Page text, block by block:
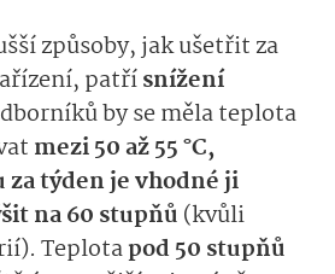
způsoby, jak ušetřit za
patřísnížení
by se měla teplota
mezi 50 až 55 °C,
týden je vhodné ji
na 60 stupňů (kvůli
Teplotapod 50 stupňů